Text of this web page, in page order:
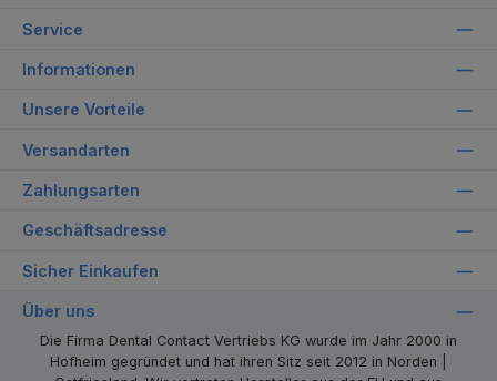
Service
Informationen
Unsere Vorteile
Versandarten
Zahlungsarten
Geschäftsadresse
Sicher Einkaufen
Über uns
Die Firma Dental Contact Vertriebs KG wurde im Jahr 2000 in
Hofheim gegründet und hat ihren Sitz seit 2012 in Norden |